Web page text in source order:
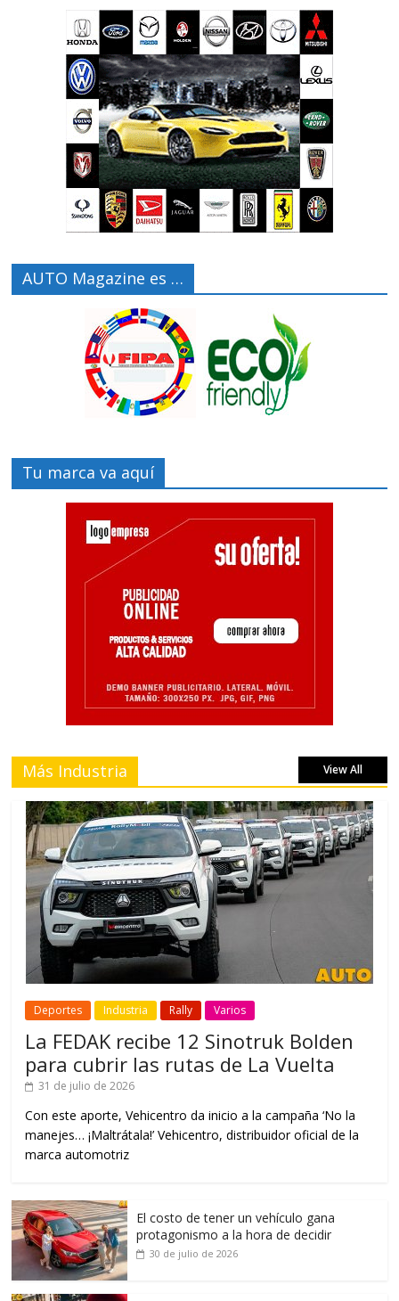
AUTO Magazine es …
Tu marca va aquí
Más Industria View All
Deportes Industria Rally Varios
La FEDAK recibe 12 Sinotruk Bolden
para cubrir las rutas de La Vuelta
31 de julio de 2026
Con este aporte, Vehicentro da inicio a la campaña ‘No la
manejes… ¡Maltrátala!’ Vehicentro, distribuidor oficial de la
marca automotriz
El costo de tener un vehículo gana
protagonismo a la hora de decidir
30 de julio de 2026